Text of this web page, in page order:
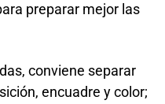
preparar mejor las
conviene separar
encuadre y color;